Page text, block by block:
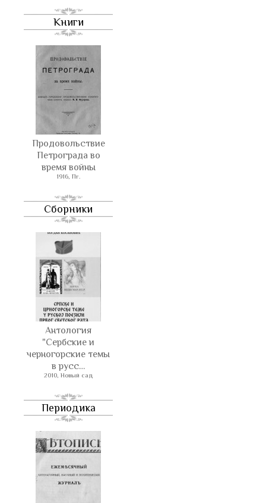
Книги
Продовольствие
Петрограда во
время войны
1916, Пг.
Сборники
Антология
"Сербские и
черногорские темы
в русс…
2010, Новый сад
Периодика